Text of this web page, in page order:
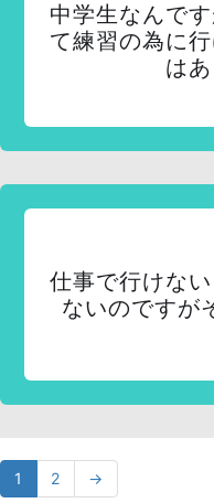
中学生なんで
て練習の為に
は
仕事で行けな
ないのですが
1 2 →